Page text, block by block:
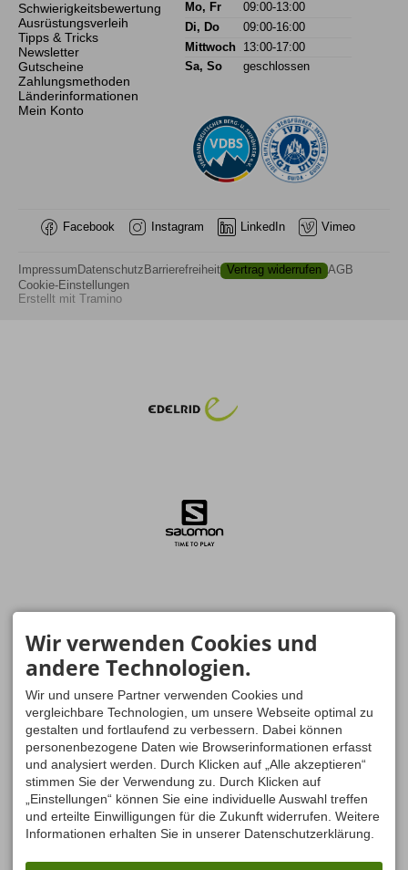
Schwierigkeitsbewertung
Ausrüstungsverleih
Tipps & Tricks
Newsletter
Gutscheine
Zahlungsmethoden
Länderinformationen
Mein Konto
Mo, Fr
09:00-13:00
Di, Do
09:00-16:00
Mittwoch
13:00-17:00
Sa, So
geschlossen
Impressum Datenschutz Barrierefreiheit Vertrag widerrufen AGB
Cookie-Einstellungen
Facebook Instagram LinkedIn Vimeo
Erstellt mit Tramino
Wir verwenden Cookies und
andere Technologien.
Wir und unsere Partner verwenden Cookies und
vergleichbare Technologien, um unsere Webseite optimal zu
gestalten und fortlaufend zu verbessern. Dabei können
personenbezogene Daten wie Browserinformationen erfasst
und analysiert werden. Durch Klicken auf „Alle akzeptieren“
stimmen Sie der Verwendung zu. Durch Klicken auf
„Einstellungen“ können Sie eine individuelle Auswahl treffen
und erteilte Einwilligungen für die Zukunft widerrufen. Weitere
Informationen erhalten Sie in unserer Datenschutzerklärung.